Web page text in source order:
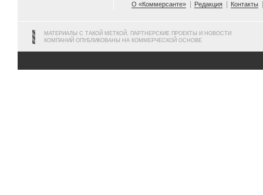
О «Коммерсанте»
Редакция Контакты
МАТЕРИАЛЫ С ТАКОЙ МЕТКОЙ, ПАРТНЕРСКИЕ ПРОЕКТЫ И НОВОСТИ
КОМПАНИЙ ОПУБЛИКОВАНЫ НА КОММЕРЧЕСКОЙ ОСНОВЕ